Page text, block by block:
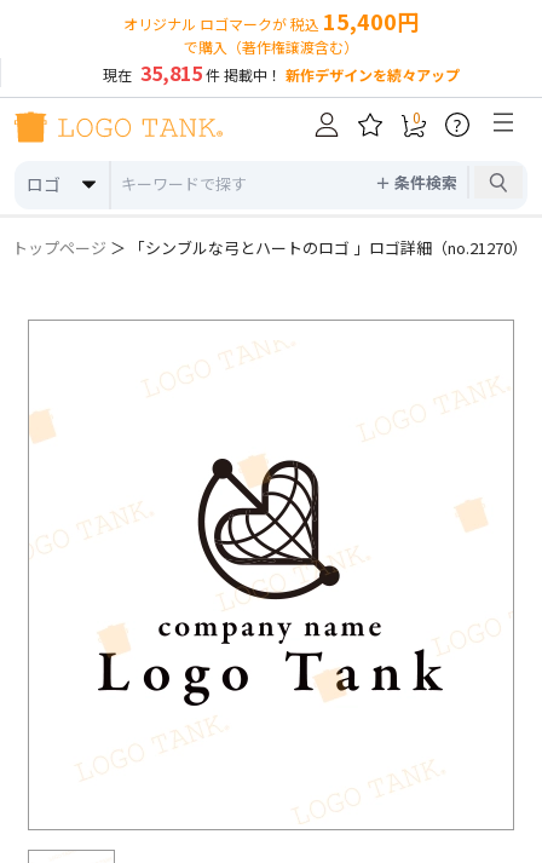
オリジナル ロゴマークが 税込 15,400円
で購入（著作権譲渡含む）
現在 35,815件 掲載中！ 新作デザインを続々アップ
ロゴ ＋ 条件検索
0 ?
トップページ ＞ 「シンブルな弓とハートのロゴ 」ロゴ詳細（no.21270）